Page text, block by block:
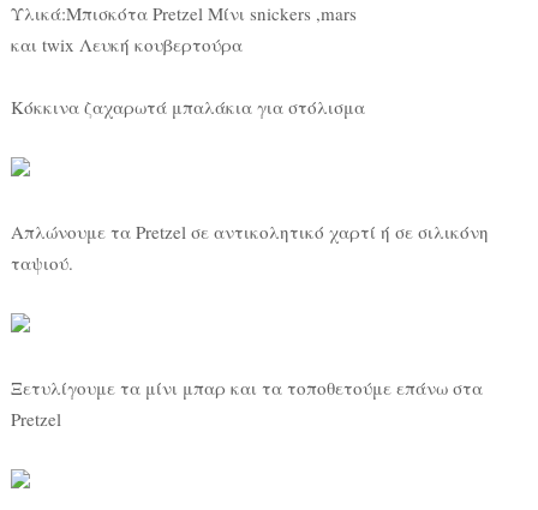
Υλικά:Μπισκότα Pretzel Μίνι snickers ,mars
και twix Λευκή κουβερτούρα
Κόκκινα ζαχαρωτά μπαλάκια για στόλισμα
Απλώνουμε τα Pretzel σε αντικολητικό χαρτί ή σε σιλικόνη
ταψιού.
Ξετυλίγουμε τα μίνι μπαρ και τα τοποθετούμε επάνω στα
Pretzel